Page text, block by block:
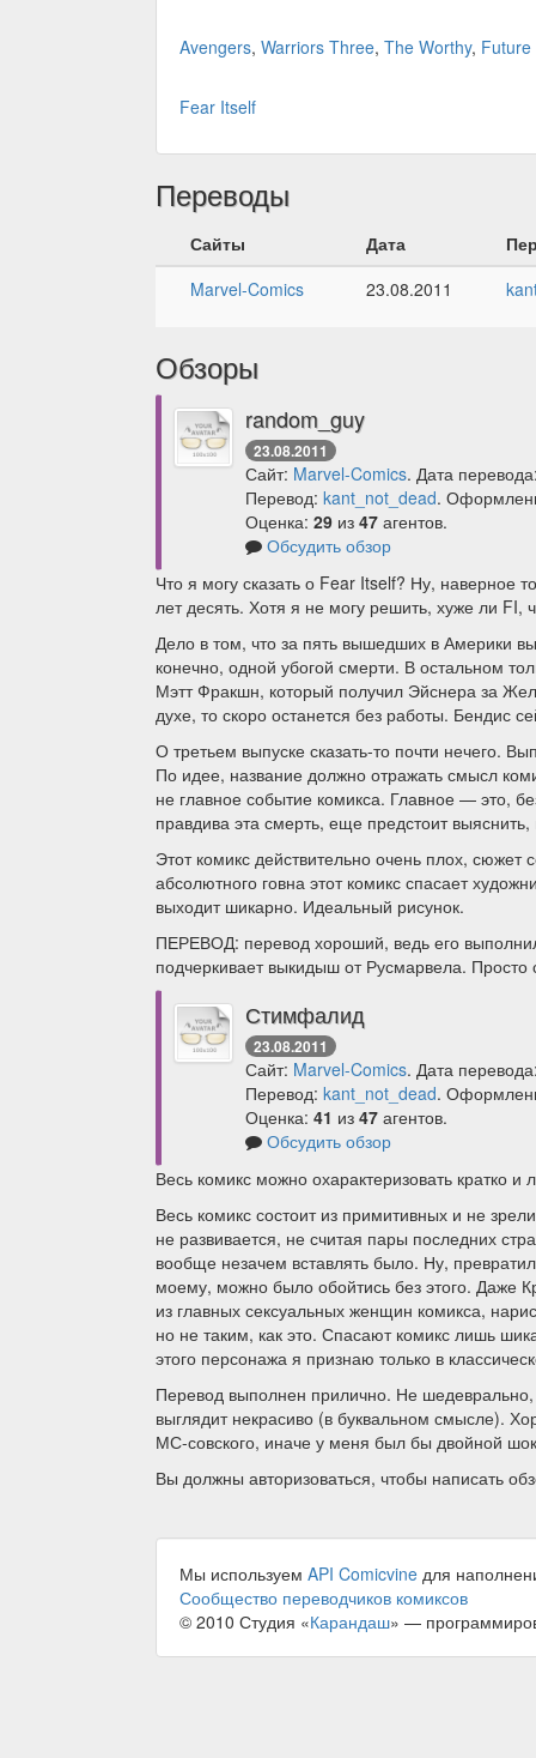
Avengers, Warriors Three, The Worthy,
Fear Itself
Переводы
Сайты Дата
Marvel-Comics
23.08.2011
Обзоры
random_guy
23.08.2011
Сайт: Marvel-Comics. Дата
Перевод: kant_not_dead.
Оценка: 29 из 47 агентов.
Обсудить обзор
Что я могу сказать о Fear Itself? Ну, наверное
лет десять. Хотя я не могу решить, хуже ли FI,
Дело в том, что за пять вышедших в Америки
конечно, одной убогой смерти. В остальном
Мэтт Фракшн, который получил Эйснера за
духе, то скоро останется без работы. Бендис
О третьем выпуске сказать-то почти нечего.
По идее, название должно отражать смысл
не главное событие комикса. Главное — это,
правдива эта смерть, еще предстоит
Этот комикс действительно очень плох,
абсолютного говна этот комикс спасает
выходит шикарно. Идеальный рисунок.
ПЕРЕВОД: перевод хороший, ведь его
подчеркивает выкидыш от Русмарвела. Просто
Стимфалид
23.08.2011
Сайт: Marvel-Comics. Дата
Перевод: kant_not_dead.
Оценка: 41 из 47 агентов.
Обсудить обзор
Весь комикс можно охарактеризовать
Весь комикс состоит из примитивных и не
не развивается, не считая пары последних
вообще незачем вставлять было. Ну,
моему, можно было обойтись без этого. Даже
из главных сексуальных женщин комикса,
но не таким, как это. Спасают комикс лишь
этого персонажа я признаю только в
Перевод выполнен прилично. Не
выглядит некрасиво (в буквальном смысле).
МС-совского, иначе у меня был бы двойной
Вы должны авторизоваться, чтобы написать
Мы используем API Comicvine для
Сообщество переводчиков комиксов
© 2010 Студия «Карандаш» —